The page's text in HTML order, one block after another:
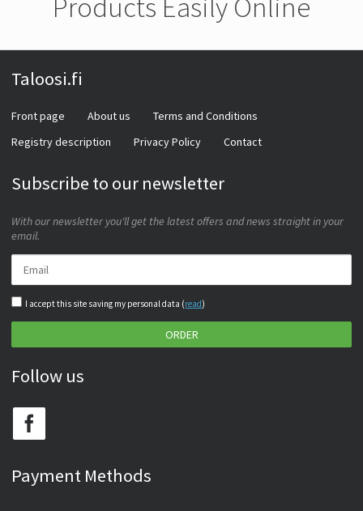
Taloosi.fi
Front page About us
Terms and Conditions
Registry description
Privacy Policy Contact
Subscribe to our newsletter
With our newsletter you'll get the latest offers and news straight in your
email.
I accept this site saving my personal data (read)
ORDER
Follow us
Payment Methods